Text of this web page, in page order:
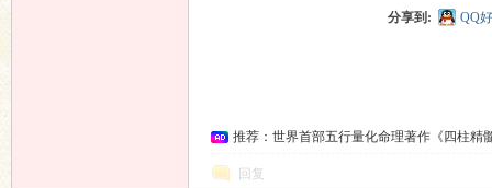
分享到: QQ
推荐：世界首部五行量化命理著作《四柱精
回复